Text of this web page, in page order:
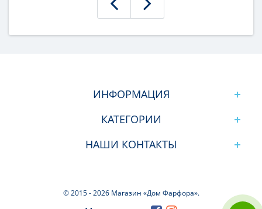
ИНФОРМАЦИЯ
КАТЕГОРИИ
НАШИ КОНТАКТЫ
© 2015 -2026 Магазин «Дом Фарфора».